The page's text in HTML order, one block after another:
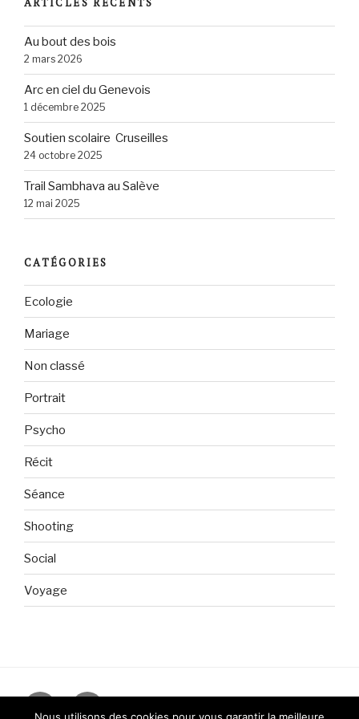
Au bout des bois
2 mars 2026
Arc en ciel du Genevois
1 décembre 2025
Soutien scolaire Cruseilles
24 octobre 2025
Trail Sambhava au Salève
12 mai 2025
CATÉGORIES
Ecologie
Mariage
Non classé
Portrait
Psycho
Récit
Séance
Shooting
Social
Voyage
InstagramFacebook